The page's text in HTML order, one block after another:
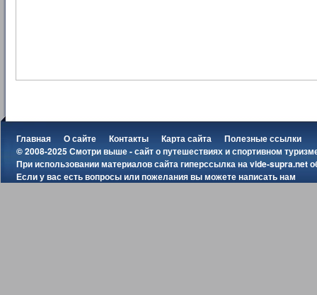
Главная О сайте Контакты Карта сайта
Полезные ссылки
© 2008-2025 Смотри выше - сайт о путешествиях и спортивном
При использовании материалов сайта гиперссылка наvide-supra.net
Если у вас есть вопросы или пожелания вы можетенаписать нам